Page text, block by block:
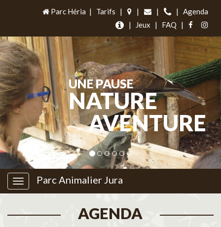
Parc Héria | Tarifs | | | |
Agenda
|
Jeux | FAQ |
UNE PAUSE
NATURE
&AVENTURE
Parc Animalier Jura
AGENDA